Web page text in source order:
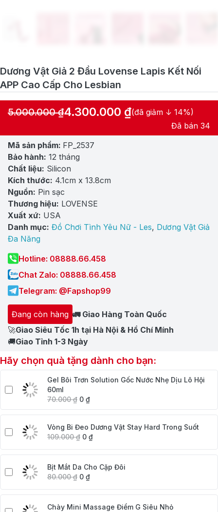
Dương Vật Giả 2 Đầu Lovense Lapis Kết Nối
APP Cao Cấp Cho Lesbian
5.000.000₫
gốc
là:
5.000.000 ₫.
4.300.000 ₫
hiện
tại
là:
4.300.000 ₫.
(đã giảm ↓ 14%)
Đã bán 34
Mã sản phẩm: FP_2537
Bảo hành: 12 tháng
Chất liệu: Silicon
Kích thước: 4.1cm x 13.8cm
Nguồn: Pin sạc
Thương hiệu: LOVENSE
Xuất xứ: USA
Danh mục: Đồ Chơi Tình Yêu Nữ - Les, Dương Vật Giả
Đa Năng
Hotline: 08888.66.458
Chat Zalo: 08888.66.458
Telegram: @Fapshop99
Đang còn hàng 🚛 Giao Hàng Toàn Quốc
🚀Giao Siêu Tốc 1h tại Hà Nội & Hồ Chí Mính
🚚Giao Tỉnh 1-3 Ngày
Hãy chọn quà tặng dành cho bạn:
Gel Bôi Trơn Solution Gốc Nước Nhẹ Dịu Lô Hội
60ml
70.000₫ 0 ₫
Vòng Bi Đeo Dương Vật Stay Hard Trong Suốt
109.000₫ 0 ₫
Bịt Mắt Da Cho Cặp Đôi
80.000₫ 0 ₫
Chày Mini Massage Điểm G Siêu Nhỏ